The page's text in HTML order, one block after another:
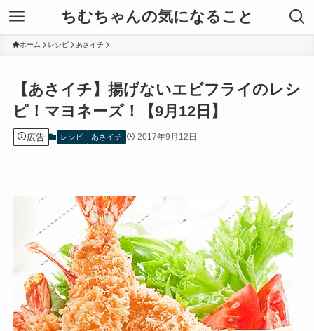
ちむちゃんの気になること
ホーム レシピ あさイチ
【あさイチ】揚げないエビフライのレシ
ピ！マヨネーズ！【9月12日】
広告 レシピ あさイチ 2017年9月12日